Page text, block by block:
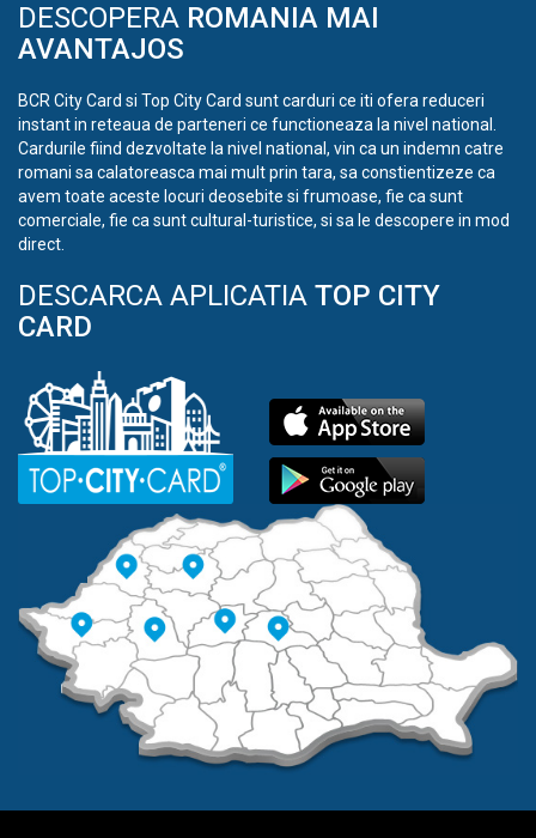
DESCOPERA ROMANIA MAI
AVANTAJOS
BCR City Card si Top City Card sunt carduri ce iti ofera reduceri
instant in reteaua de parteneri ce functioneaza la nivel national.
Cardurile fiind dezvoltate la nivel national, vin ca un indemn catre
romani sa calatoreasca mai mult prin tara, sa constientizeze ca
avem toate aceste locuri deosebite si frumoase, fie ca sunt
comerciale, fie ca sunt cultural-turistice, si sa le descopere in mod
direct.
DESCARCA APLICATIA TOP CITY
CARD